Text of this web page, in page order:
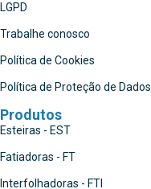
LGPD
Trabalhe conosco
Política de Cookies
Política de Proteção de Dados
Produtos
Esteiras - EST
Fatiadoras - FT
Interfolhadoras - FTI